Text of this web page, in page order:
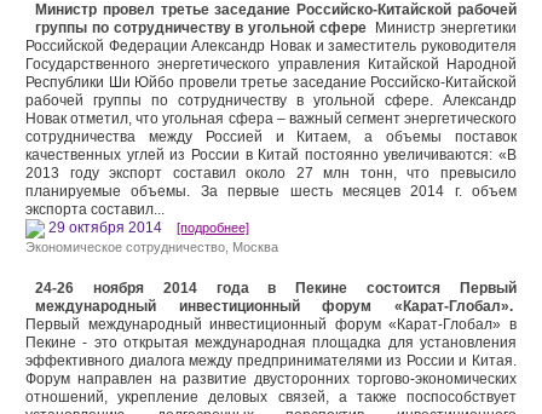
Министр провел третье заседание Российско-Китайской рабочей
группы по сотрудничеству в угольной сфереМинистр энергетики
Российской Федерации Александр Новак и заместитель руководителя
Государственного энергетического управления Китайской Народной
Республики Ши Юйбо провели третье заседание Российско-Китайской
рабочей группы по сотрудничеству в угольной сфере. Александр
Новак отметил, что угольная сфера – важный сегмент энергетического
сотрудничества между Россией и Китаем, а объемы поставок
качественных углей из России в Китай постоянно увеличиваются: «В
2013 году экспорт составил около 27 млн тонн, что превысило
планируемые объемы. За первые шесть месяцев 2014 г. объем
экспорта составил...
29 октября 2014 [подробнее]
Экономическое сотрудничество Москва
24-26 ноября 2014 года в Пекине состоится Первый
международный инвестиционный форум «Карат-Глобал».
Первый международный инвестиционный форум «Карат-Глобал» в
Пекине - это открытая международная площадка для установления
эффективного диалога между предпринимателями из России и Китая.
Форум направлен на развитие двусторонних торгово-экономических
отношений, укрепление деловых связей, а также поспособствует